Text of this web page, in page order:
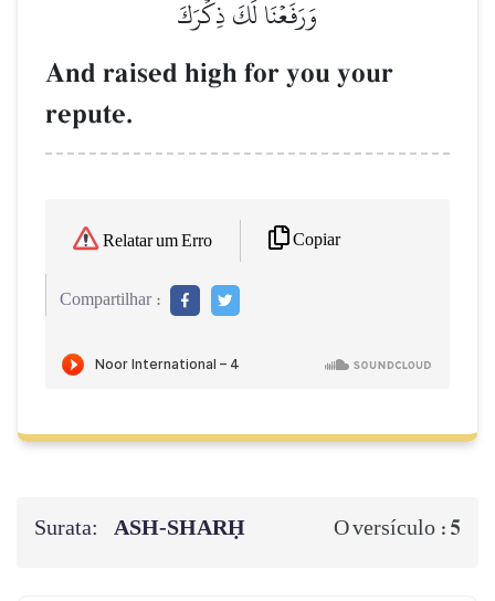
وَرَفَعۡنَا لَكَ ذِكۡرَكَ
And raised high for you your
repute.
Relatar um Erro Copiar
Compartilhar :
Surata: ASH-SHARḤ O versículo : 5